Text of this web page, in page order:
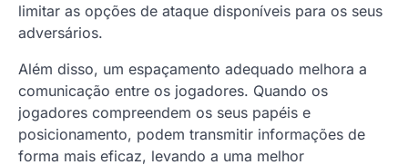
limitar as opções de ataque disponíveis para os seus
adversários.
Além disso, um espaçamento adequado melhora a
comunicação entre os jogadores. Quando os
jogadores compreendem os seus papéis e
posicionamento, podem transmitir informações de
forma mais eficaz, levando a uma melhor